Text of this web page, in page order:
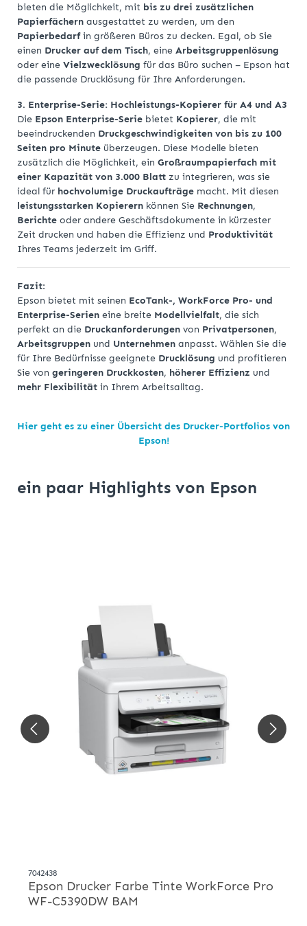
bieten die Möglichkeit, mit bis zu drei zusätzlichen
Papierfächern ausgestattet zu werden, um den
Papierbedarfin größeren Büros zu decken. Egal, ob Sie
einen Drucker auf dem Tisch, eine Arbeitsgruppenlösung
oder eine Vielzwecklösung für das Büro suchen – Epson hat
die passende Drucklösung für Ihre Anforderungen.
3. Enterprise-Serie: Hochleistungs-Kopierer für A4 und A3
Die Epson Enterprise-Serie bietet Kopierer, die mit
beeindruckenden Druckgeschwindigkeiten von bis zu 100
Seiten pro Minute überzeugen. Diese Modelle bieten
zusätzlich die Möglichkeit, ein Großraumpapierfach mit
einer Kapazität von 3.000 Blatt zu integrieren, was sie
ideal für hochvolumige Druckaufträge macht. Mit diesen
leistungsstarken Kopierern können Sie Rechnungen,
Berichte oder andere Geschäftsdokumente in kürzester
Zeit drucken und haben die Effizienz und Produktivität
Ihres Teams jederzeit im Griff.
Fazit:
Epson bietet mit seinen EcoTank-, WorkForce Pro- und
Enterprise-Serien eine breite Modellvielfalt, die sich
perfekt an die Druckanforderungen von Privatpersonen,
Arbeitsgruppen und Unternehmen anpasst. Wählen Sie die
für Ihre Bedürfnisse geeignete Drucklösung und profitieren
Sie von geringeren Druckkosten, höherer Effizienz und
mehr Flexibilität in Ihrem Arbeitsalltag.
Hier geht es zu einer Übersicht des Drucker-Portfolios von
Epson!
ein paar Highlights von Epson
7042438
Epson Drucker Farbe Tinte WorkForce Pro
WF-C5390DW BAM